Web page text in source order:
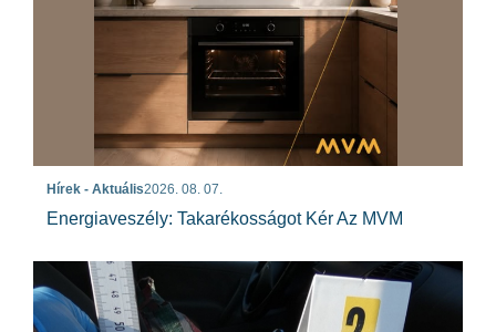
Hírek - Aktuális2026. 08. 07.
Energiaveszély: Takarékosságot Kér Az MVM